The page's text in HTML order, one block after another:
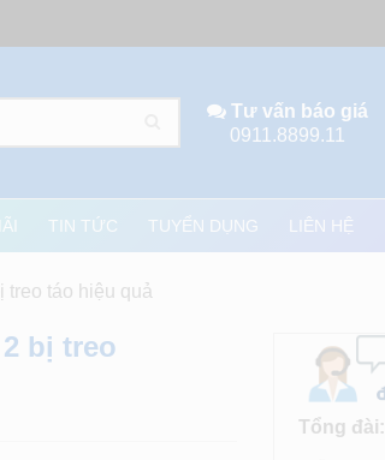
Tư vấn báo giá
0911.8899.11
TIN TỨC TUYỂN DỤNG LIÊN HỆ
treo táo hiệu quả
bị treo
Tổng đài: